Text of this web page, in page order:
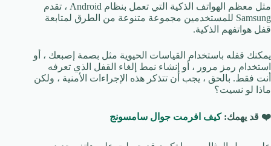
مثل معظم الهواتف الذكية التي تعمل بنظام Android ، تقدم
Samsung للمستخدمين مجموعة متنوعة من الطرق لمتابعة
قفل هواتفهم الذكية.
يمكنك قفله باستخدام القياسات الحيوية مثل بصمة إصبعك ، أو
استخدام رمز مرور ، أو إنشاء نمط إلغاء القفل الذي تعرفه
أنت فقط. بالحق ، يجب أن تتذكر هذه الإجراءات الأمنية ، ولكن
ماذا لو نسيت؟
❤️ قد يهمك:كيف افرمت جوال سامسونج